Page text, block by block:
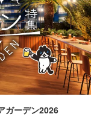
ガーデン2026